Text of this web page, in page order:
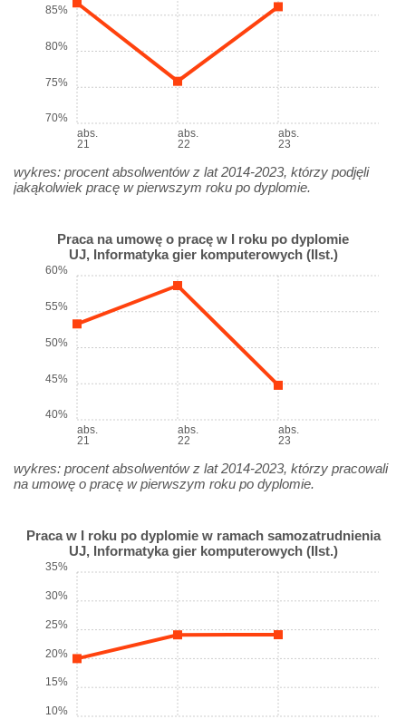
abs.
21
abs.
22
abs.
23
70%
75%
80%
85%
wykres: procent absolwentów z lat 2014-2023, którzy podjęli
jakąkolwiek pracę w pierwszym roku po dyplomie.
Praca na umowę o pracę w I roku po dyplomie
UJ, Informatyka gier komputerowych (IIst.)
abs.
21
abs.
22
abs.
23
40%
45%
50%
55%
60%
wykres: procent absolwentów z lat 2014-2023, którzy pracowali
na umowę o pracę w pierwszym roku po dyplomie.
Praca w I roku po dyplomie w ramach samozatrudnienia
UJ, Informatyka gier komputerowych (IIst.)
10%
15%
20%
25%
30%
35%